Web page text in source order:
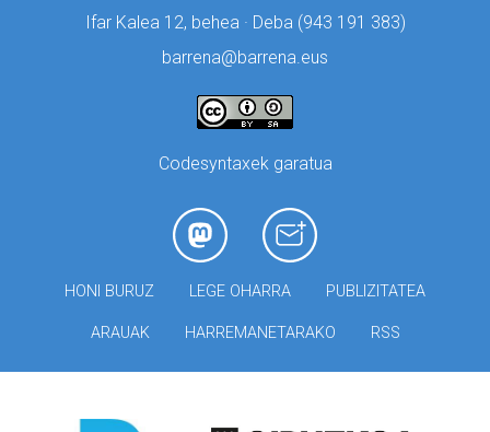
Ifar Kalea 12, behea · Deba (943 191 383)
barrena@barrena.eus
Codesyntaxek garatua
HONI BURUZ LEGE OHARRA PUBLIZITATEA
ARAUAK HARREMANETARAKO RSS